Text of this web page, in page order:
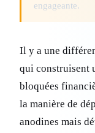
engageante.
Il y a une
qui construisent
bloquées
la manière de
anodines mais